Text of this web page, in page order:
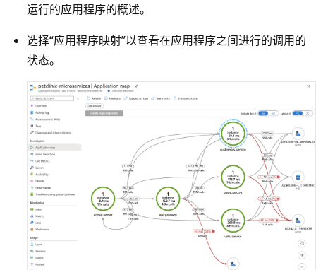
运行的应用程序的概述。
选择“应用程序映射”以查看在应用程序之间进行的调用的
状态。